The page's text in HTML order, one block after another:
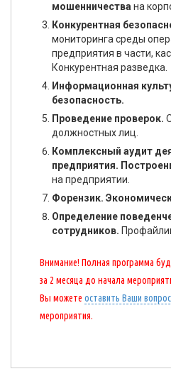
мошенничества на
Конкурентная
мониторинга среды
предприятия в части,
Конкурентная разведка.
Информационная
безопасность.
Проведение проверок.
должностных лиц.
Комплексный аудит
предприятия.
на предприятии.
Форензик.
Определение
сотрудников.
Внимание! Полная программа
за 2 месяца до начала
Вы можете оставить Ваши
мероприятия.